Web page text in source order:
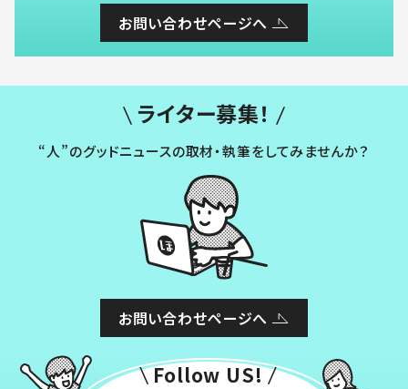
お問い合わせページへ
ライター募集！
“人”のグッドニュースの取材・執筆をしてみませんか？
お問い合わせページへ
Follow US!